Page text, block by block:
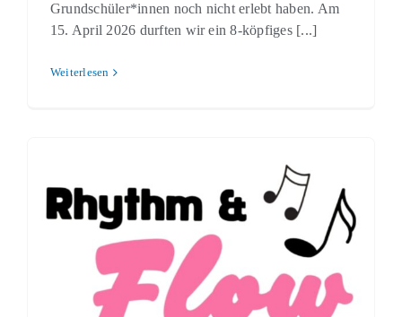
Grundschüler*innen noch nicht erlebt haben. Am
15. April 2026 durften wir ein 8-köpfiges [...]
Weiterlesen
Tanzprojekt
Schulleben